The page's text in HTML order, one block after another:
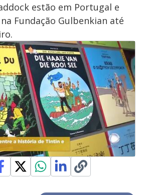
estão em Portugal e
Fundação Gulbenkian até